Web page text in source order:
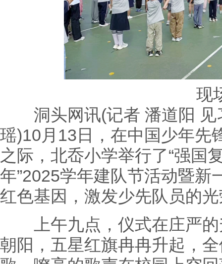
现
洞头网讯(记者 潘道阳 见
瑶)10月13日，在中国少年先
之际，北岙小学举行了“强国
年”2025学年建队节活动暨新
红色基因，激发少先队员的
上午九点，仪式在庄严的
朝阳，五星红旗冉冉升起，